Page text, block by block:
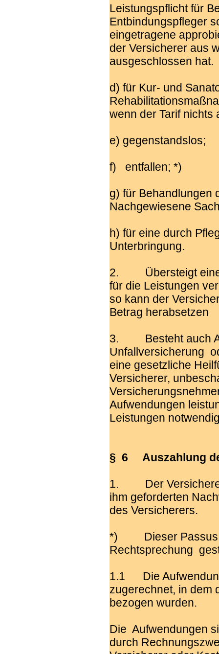
Leistungspflicht für
Entbindungspfleger
eingetragene
der Versicherer aus
ausgeschlossen hat.
d) für Kur- und
wenn der Tarif nichts
e) gegenstandslos;
f) entfallen; *)
g) für Behandlungen
Nachgewiesene
h) für eine durch
Unterbringung.
2. Übersteigt eine
für die Leistungen
so kann der
Betrag herabsetzen
3. Besteht auch
Unfallversicherung
eine gesetzliche
Versicherer,
Aufwendungen
Leistungen
§ 6 Auszahlung
1. Der Versicherer
ihm geforderten
des Versicherers.
*) Dieser Passus
Rechtsprechung
1.1 Die
zugerechnet, in dem
bezogen wurden.
Die Aufwendungen
durch